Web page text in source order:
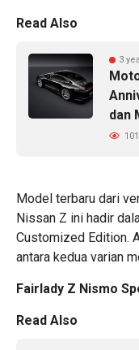
Read Also
3
dan
Model terbaru dari
Nissan Z ini hadir
Customized Edition.
antara kedua varian
Fairlady Z Nismo
Read Also